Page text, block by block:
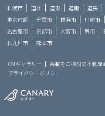
札幌市 道北 道東 道南 道央
東京市部
千葉市 横浜市 川崎市
名古屋市
京都市 大阪市 堺市
北九州市
熊本市
CMギャラリー 掲載をご検討の不動産
プライバシーポリシー